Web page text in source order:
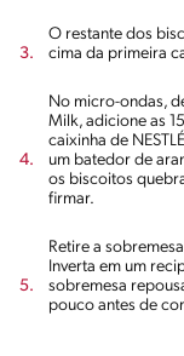
O restante dos
cima da primeira
No micro-ondas,
Milk, adicione as
caixinha de
um batedor de
os biscoitos
firmar.
Retire a
Inverta em um
sobremesa
pouco antes de